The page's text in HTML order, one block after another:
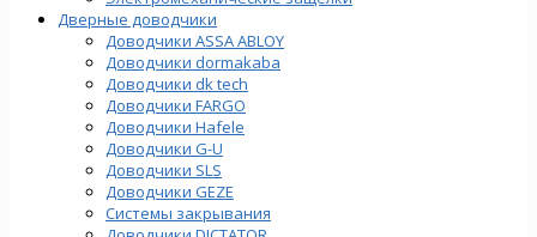
Дверные доводчики
Доводчики ASSA ABLOY
Доводчики dormakaba
Доводчики dk tech
Доводчики FARGO
Доводчики Hafele
Доводчики G-U
Доводчики SLS
Доводчики GEZE
Cистемы закрывания